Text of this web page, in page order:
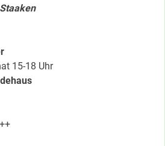
15-18 Uhr